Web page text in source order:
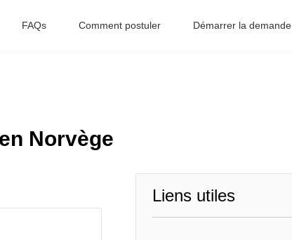
FAQs Comment postuler Démarrer la demande
Norvège
Liens utiles